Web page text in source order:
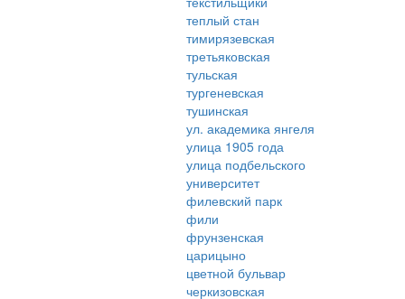
теплый стан
тимирязевская
третьяковская
тульская
тургеневская
тушинская
ул. академика янгеля
улица 1905 года
улица подбельского
университет
филевский парк
фили
фрунзенская
царицыно
цветной бульвар
черкизовская